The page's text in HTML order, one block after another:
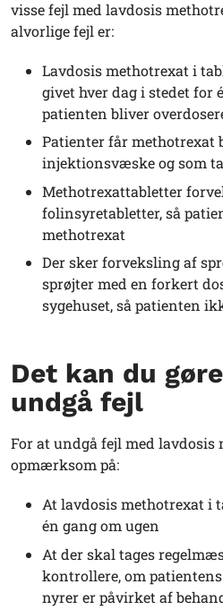
visse fejl med lavdosis
alvorlige fejl er:
Lavdosis methotrexat i
givet hver dag i stedet for
patienten bliver
Patienter får methotrexat
injektionsvæske og som
Methotrexattabletter
folinsyretabletter, så
methotrexat
Der sker forveksling af
sprøjter med en forkert
sygehuset, så patienten
Det kan du
undgå fejl
For at undgå fejl med
opmærksom på:
At lavdosis methotrexat i
én gang om ugen
At der skal tages
kontrollere, om
nyrer er påvirket af